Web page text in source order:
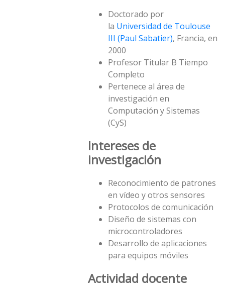
Doctorado por
la Universidad de Toulouse
III (Paul Sabatier), Francia, en
2000
Profesor Titular B Tiempo
Completo
Pertenece al área de
investigación en
Computación y Sistemas
(CyS)
Intereses de
investigación
Reconocimiento de patrones
en ví­deo y otros sensores
Protocolos de comunicación
Diseño de sistemas con
microcontroladores
Desarrollo de aplicaciones
para equipos móviles
Actividad docente